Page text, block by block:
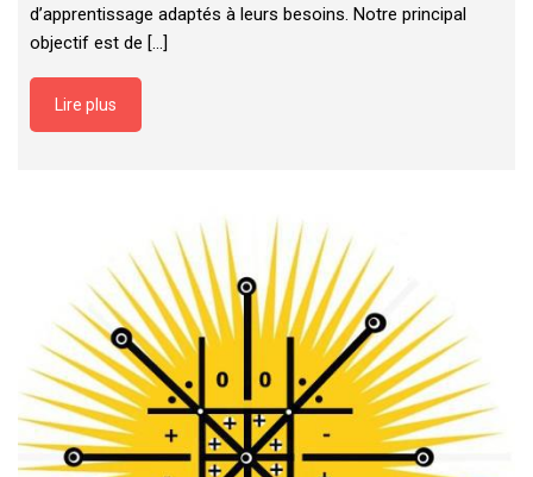
d’apprentissage adaptés à leurs besoins. Notre principal
objectif est de [...]
Lire plus